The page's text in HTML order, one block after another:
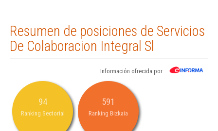
Resumen de posiciones de Servicios
De Colaboracion Integral Sl
Información ofrecida por
94
Ranking Sectorial
591
Ranking Bizkaia